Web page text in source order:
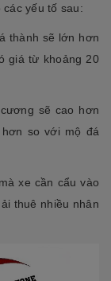
các yếu tố sau:
thành sẽ lớn hơn
giá từ khoảng 20
sẽ cao hơn
so với mộ đá
xe cần cẩu vào
thuê nhiều nhân